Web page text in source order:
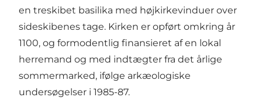
en treskibet basilika med højkirkevinduer over
sideskibenes tage. Kirken er opført omkring år
1100, og formodentlig finansieret af en lokal
herremand og med indtægter fra det årlige
sommermarked, ifølge arkæologiske
undersøgelser i 1985-87.